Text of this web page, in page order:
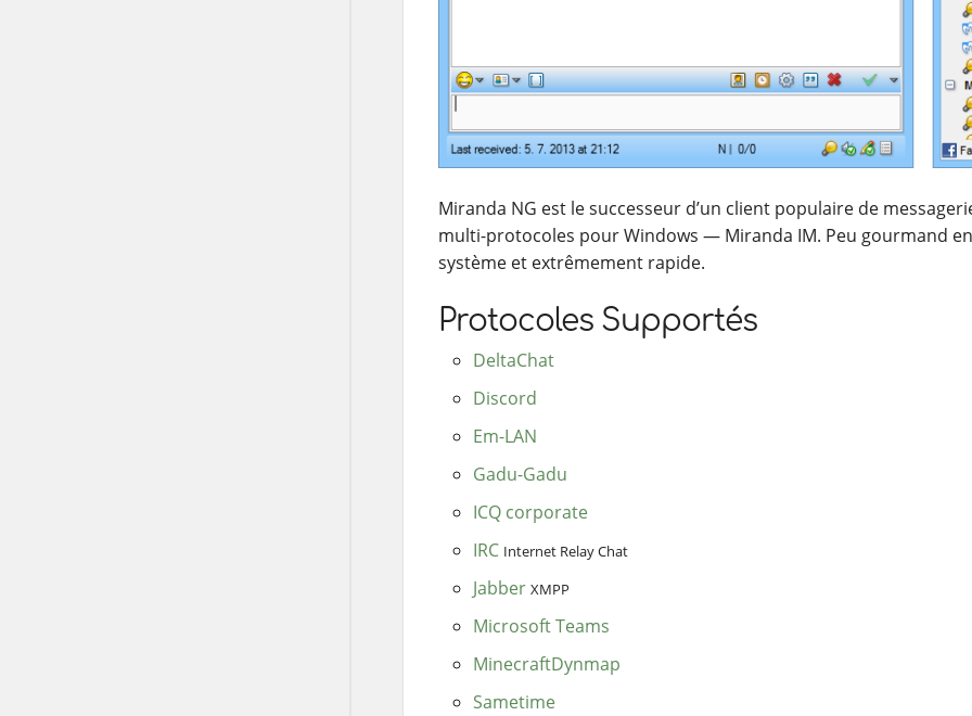
Miranda NG est le successeur d’un client populaire de
multi-protocoles pour Windows — Miranda IM. Peu gourmand
système et extrêmement rapide.
Protocoles Supportés
DeltaChat
Discord
Em-LAN
Gadu-Gadu
ICQ corporate
IRC Internet Relay Chat
Jabber XMPP
Microsoft Teams
MinecraftDynmap
Sametime